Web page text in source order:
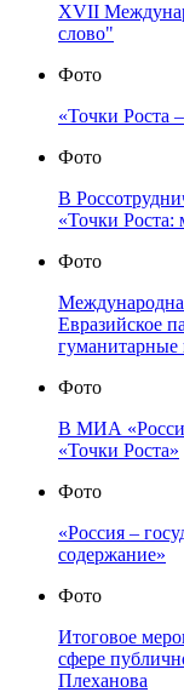
XVII
слово"
Фото
«Точки Роста
Фото
В
«Точки
Фото
Евразийское
Фото
В МИА «Россия
«Точки Роста»
Фото
«Россия –
содержание»
Фото
Итоговое
сфере
Плеханова